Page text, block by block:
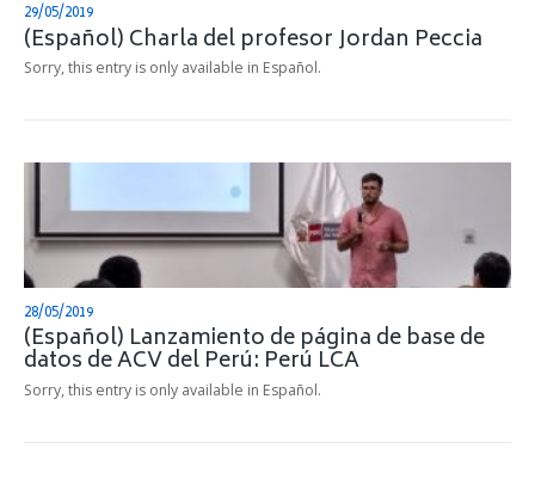
29/05/2019
(Español) Charla del profesor Jordan Peccia
Sorry, this entry is only available in Español.
28/05/2019
(Español) Lanzamiento de página de base de
datos de ACV del Perú: Perú LCA
Sorry, this entry is only available in Español.